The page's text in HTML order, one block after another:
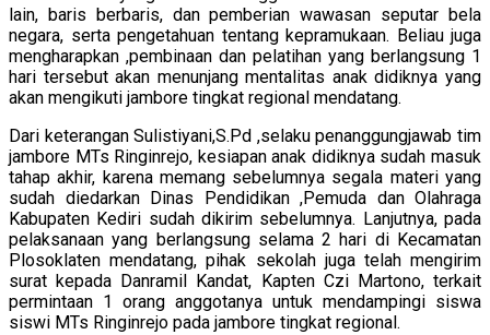
lain, baris berbaris, dan pemberian wawasan seputar bela
negara, serta pengetahuan tentang kepramukaan. Beliau juga
mengharapkan ,pembinaan dan pelatihan yang berlangsung 1
hari tersebut akan menunjang mentalitas anak didiknya yang
akan mengikuti jambore tingkat regional mendatang.
Dari keterangan Sulistiyani,S.Pd ,selaku penanggungjawab tim
jambore MTs Ringinrejo, kesiapan anak didiknya sudah masuk
tahap akhir, karena memang sebelumnya segala materi yang
sudah diedarkan Dinas Pendidikan ,Pemuda dan Olahraga
Kabupaten Kediri sudah dikirim sebelumnya. Lanjutnya, pada
pelaksanaan yang berlangsung selama 2 hari di Kecamatan
Plosoklaten mendatang, pihak sekolah juga telah mengirim
surat kepada Danramil Kandat, Kapten Czi Martono, terkait
permintaan 1 orang anggotanya untuk mendampingi siswa
siswi MTs Ringinrejo pada jambore tingkat regional.